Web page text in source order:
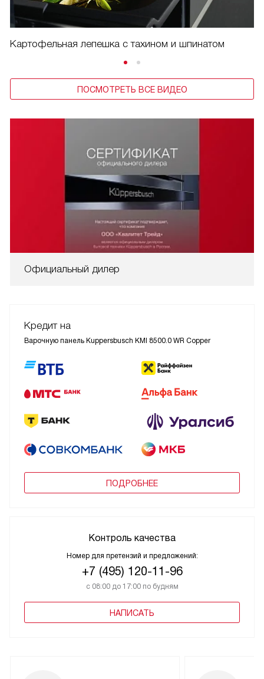
Картофельная лепешка с тахином и шпинатом
ПОСМОТРЕТЬ ВСЕ ВИДЕО
Официальный дилер
Кредит на
Варочную панель Kuppersbusch KMI 8500.0 WR Copper
ПОДРОБНЕЕ
Контроль качества
Номер для претензий и предложений:
+7 (495) 120-11-96
с 08:00 до 17:00 по будням
НАПИСАТЬ